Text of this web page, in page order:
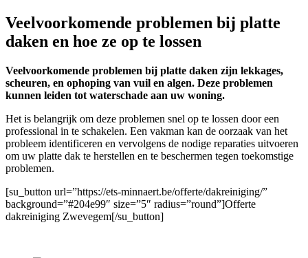
Veelvoorkomende problemen bij platte
daken en hoe ze op te lossen
Veelvoorkomende problemen bij platte daken zijn lekkages,
scheuren, en ophoping van vuil en algen. Deze problemen
kunnen leiden tot waterschade aan uw woning.
Het is belangrijk om deze problemen snel op te lossen door een
professional in te schakelen. Een vakman kan de oorzaak van het
probleem identificeren en vervolgens de nodige reparaties uitvoeren
om uw platte dak te herstellen en te beschermen tegen toekomstige
problemen.
[su_button url=”https://ets-minnaert.be/offerte/dakreiniging/”
background=”#204e99″ size=”5″ radius=”round”]Offerte
dakreiniging Zwevegem[/su_button]